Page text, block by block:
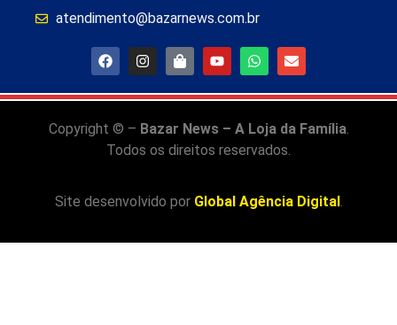
atendimento@bazarnews.com.br
Copyright © – Bazar News – A Loja da Família.
Todos os direitos reservados.
Site desenvolvido por Global Agência Digital.